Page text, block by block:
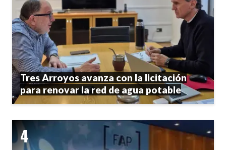
Tres Arroyos avanza con la licitación
para renovar la red de agua potable